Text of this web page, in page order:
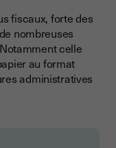
fiscaux, forte des
nombreuses
celle
au format
administratives